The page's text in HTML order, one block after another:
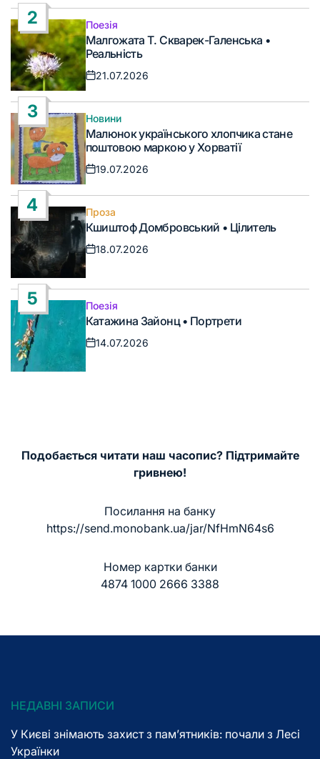
2
Опублікувати
у
Поезія
Малгожата Т. Скварек-Галенська •
Реальність
Дата
21.07.2026
3
Опублікувати
у
Новини
Малюнок українського хлопчика стане
поштовою маркою у Хорватії
Дата
19.07.2026
4
Опублікувати
у
Проза
Кшиштоф Домбровський • Цілитель
Дата
запису
18.07.2026
5
Опублікувати
у
Поезія
Катажина Зайонц • Портрети
Дата
14.07.2026
Подобається читати наш часопис? Підтримайте
гривнею!
Посилання на банку
https://send.monobank.ua/jar/NfHmN64s6
Номер картки банки
4874 1000 2666 3388
НЕДАВНІ ЗАПИСИ
У Києві знімають захист з пам’ятників: почали з Лесі
Українки